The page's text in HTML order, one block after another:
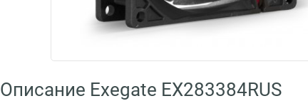
Описание Exegate EX283384RUS